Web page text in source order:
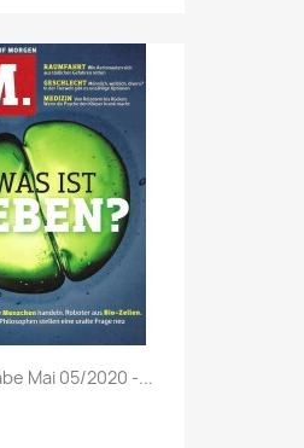
Vorschau
Mai 05/2020 -...